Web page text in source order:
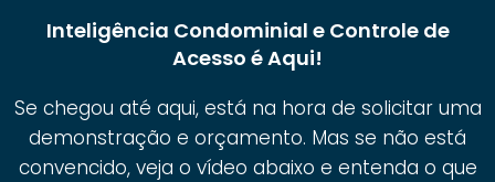
Inteligência Condominial e Controle de
Acesso é Aqui!
Se chegou até aqui, está na hora de solicitar uma
demonstração e orçamento. Mas se não está
convencido, veja o vídeo abaixo e entenda o que